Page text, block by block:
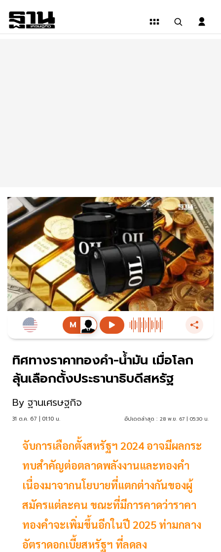
ทิศทางราคาทองคำ-น้ำมัน เมื่อโลก
ลุ้นเลือกตั้งประธานาธิบดีสหรัฐ
By ฐานเศรษฐกิจ
31 ต.ค. 67 | 01:10 น. อัปเดตล่าสุด : 28 พ.ย. 67 | 05:30 น.
จับการเลือกตั้งสหรัฐฯ 2024 อาจมีผลกระ
ทบสำคัญต่อตลาดพลังงานและทองคำ
เนื่องมาจากนโยบายที่แตกต่างกันของผู้
สมัครแต่ละคน ขณะที่มีการคาดว่าราคา
ทองคำจะเพิ่มขึ้นอีกในปี 2025 ท่ามกลาง
อัตราดอกเบี้ยสหรัฐฯ ที่ลดลง